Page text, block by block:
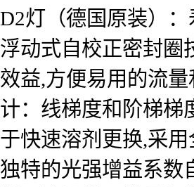
D2灯（德国原装）
浮动式自校正密封圈
效益,方便易用的流
计：线梯度和阶梯梯
于快速溶剂更换,采
独特的光强增益系数